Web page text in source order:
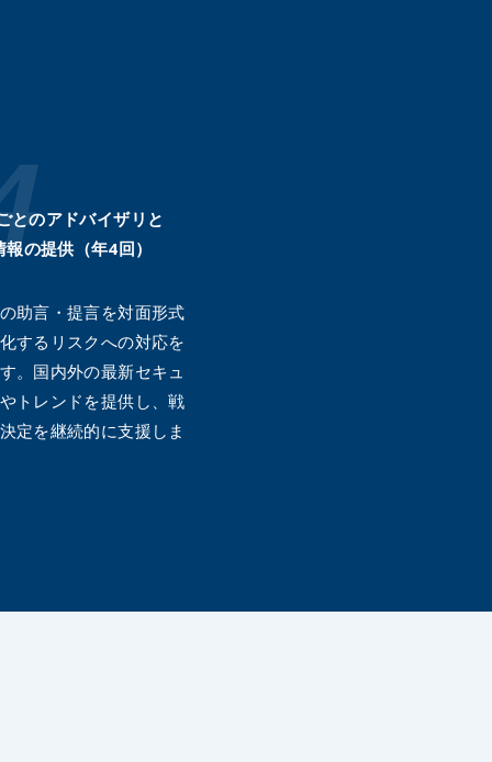
とのアドバイザリと
の提供（年4回）
助言・提言を対面形式
するリスクへの対応を
。国内外の最新セキュ
トレンドを提供し、戦
定を継続的に支援しま